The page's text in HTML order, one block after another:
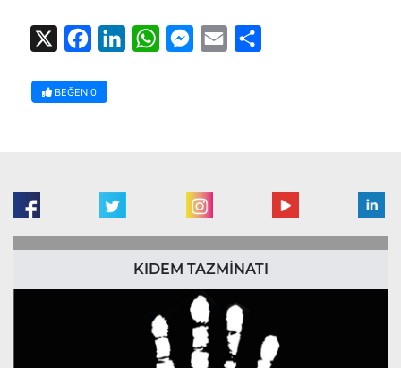
FacebookLinkedInWhatsAppMessenger
Email
BEĞEN 0
KIDEM TAZMİNATI